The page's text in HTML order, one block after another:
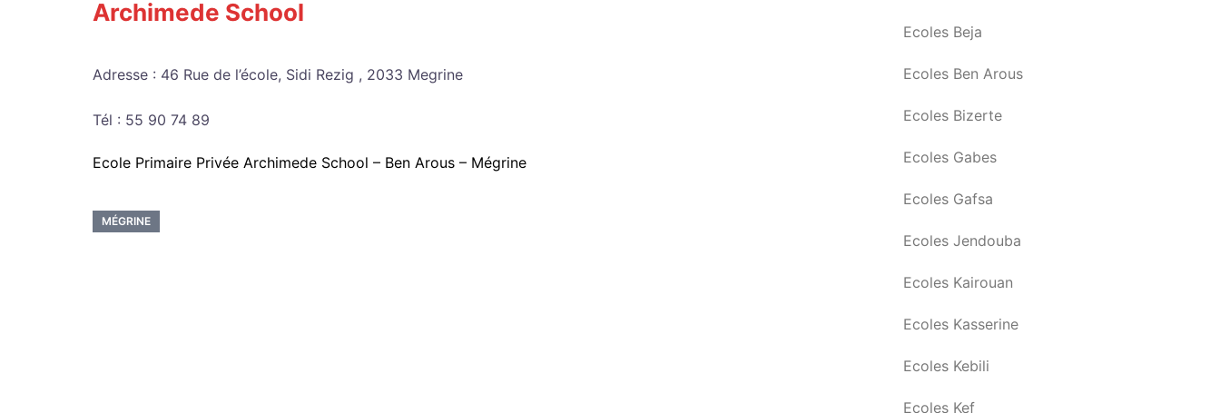
Archimede School
Adresse : 46 Rue de l’école, Sidi Rezig , 2033 Megrine
Tél : 55 90 74 89
Ecole Primaire Privée Archimede School – Ben Arous – Mégrine
MÉGRINE
Ecoles Beja
Ecoles Ben Arous
Ecoles Bizerte
Ecoles Gabes
Ecoles Gafsa
Ecoles Jendouba
Ecoles Kairouan
Ecoles Kasserine
Ecoles Kebili
Ecoles Kef